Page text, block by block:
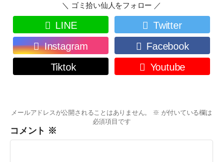
＼ ゴミ拾い仙人をフォロー ／
LINE
Twitter
Instagram
Facebook
Tiktok
Youtube
メールアドレスが公開されることはありません。 ※ が付いている欄は
必須項目です
コメント ※